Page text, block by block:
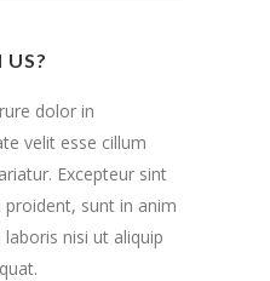
dolor in
velit esse cillum
Excepteur sint
sunt in anim
nisi ut aliquip